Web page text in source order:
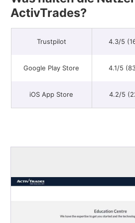
ActivTrades?
Trustpilot 4.3/5
Google Play Store 4.1/5
iOS App Store 4.2/5